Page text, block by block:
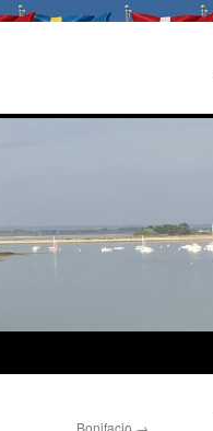
Bonifacio →